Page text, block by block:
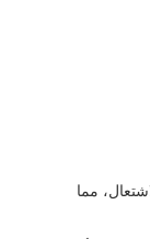
مما